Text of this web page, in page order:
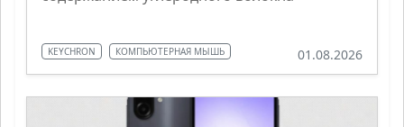
KEYCHRON КОМПЬЮТЕРНАЯ МЫШЬ 01.08.2026